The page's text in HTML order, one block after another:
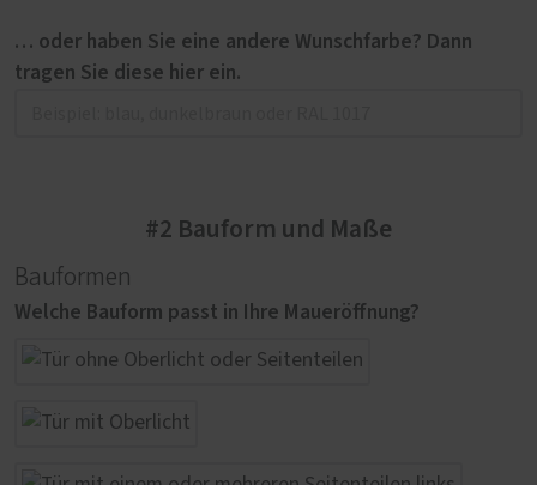
… oder haben Sie eine andere Wunschfarbe? Dann
tragen Sie diese hier ein.
#2 Bauform und Maße
Bauformen
Welche Bauform passt in Ihre Maueröffnung?